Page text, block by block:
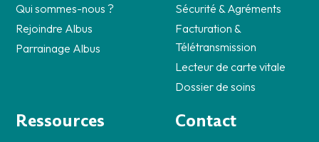
Qui sommes-nous ?
Rejoindre Albus
Parrainage Albus
Sécurité & Agréments
Facturation &
Télétransmission
Lecteur de carte vitale
Dossier de soins
Ressources Contact